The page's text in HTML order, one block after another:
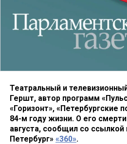
Театральный и
Гершт, автор программ
«Горизонт», «Петербургские
84-м году жизни. О его
августа, сообщил со ссылкой
Петербург» «360».